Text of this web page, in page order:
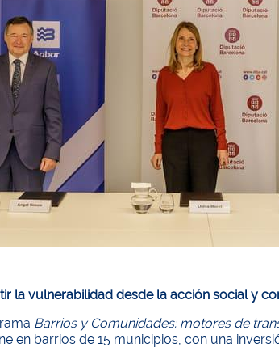
la vulnerabilidad desde la acción social y
Barrios y Comunidades: motores de
en barrios de 15 municipios, con una